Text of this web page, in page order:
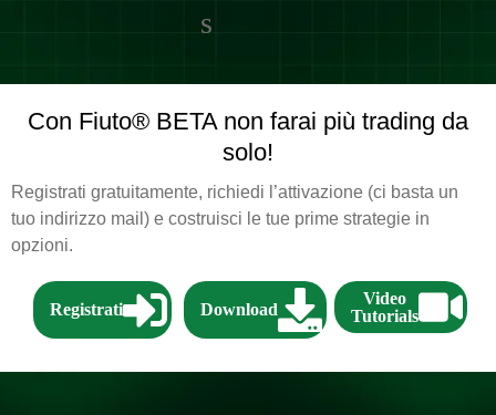
s
Con Fiuto® BETA non farai più trading da
solo!
Registrati gratuitamente, richiedi l’attivazione (ci basta un
tuo indirizzo mail) e costruisci le tue prime strategie in
opzioni.
Registrati Download
Video
Tutorials